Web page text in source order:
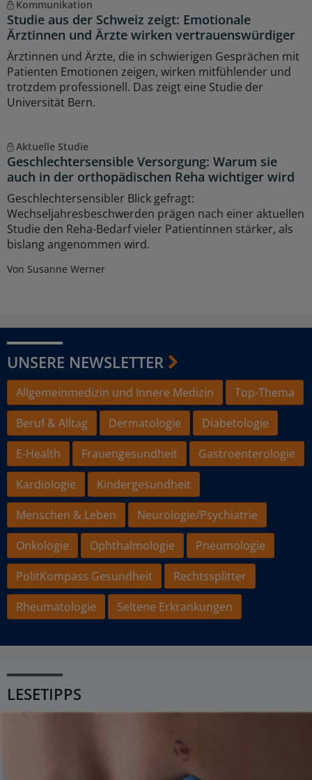
Kommunikation
Studie aus der Schweiz zeigt: Emotionale
Ärztinnen und Ärzte wirken vertrauenswürdiger
Ärztinnen und Ärzte, die in schwierigen Gesprächen mit
Patienten Emotionen zeigen, wirken mitfühlender und
trotzdem professionell. Das zeigt eine Studie der
Universität Bern.
Aktuelle Studie
Geschlechtersensible Versorgung: Warum sie
auch in der orthopädischen Reha wichtiger wird
Geschlechtersensibler Blick gefragt:
Wechseljahresbeschwerden prägen nach einer aktuellen
Studie den Reha-Bedarf vieler Patientinnen stärker, als
bislang angenommen wird.
Von Susanne Werner
UNSERE NEWSLETTER
Allgemeinmedizin und Innere Medizin
Top-Thema
Beruf & Alltag
Dermatologie
Diabetologie
E-Health
Frauengesundheit
Gastroenterologie
Kardiologie
Kindergesundheit
Menschen & Leben
Neurologie/Psychiatrie
Onkologie
Ophthalmologie
Pneumologie
PolitKompass Gesundheit
Rechtssplitter
Rheumatologie
Seltene Erkrankungen
LESETIPPS